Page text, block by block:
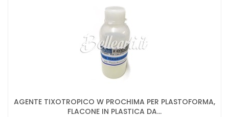
AGENTE TIXOTROPICO W PROCHIMA PER PLASTOFORMA,
FLACONE IN PLASTICA DA...